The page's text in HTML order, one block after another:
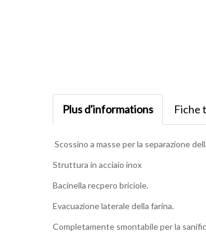
Plus d'informations Fiche
Scossino a masse per la separazione
Struttura in acciaio inox
Bacinella recpero briciole.
Evacuazione laterale della farina.
Completamente smontabile per la